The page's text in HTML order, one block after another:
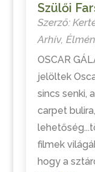
Szülői
Szerző:
Arhív,
OSCAR
jelöltek
sincs senki,
carpet
filmek
hogy a